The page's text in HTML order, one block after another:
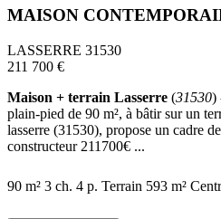
MAISON
LASSERRE 31530
211 700 €
Maison + terrain Lasserre (31530)
plain-pied de 90 m², à bâtir sur un
lasserre (31530), propose un cadre
constructeur 211700€ ...
90 m² 3 ch. 4 p. Terrain 593 m²